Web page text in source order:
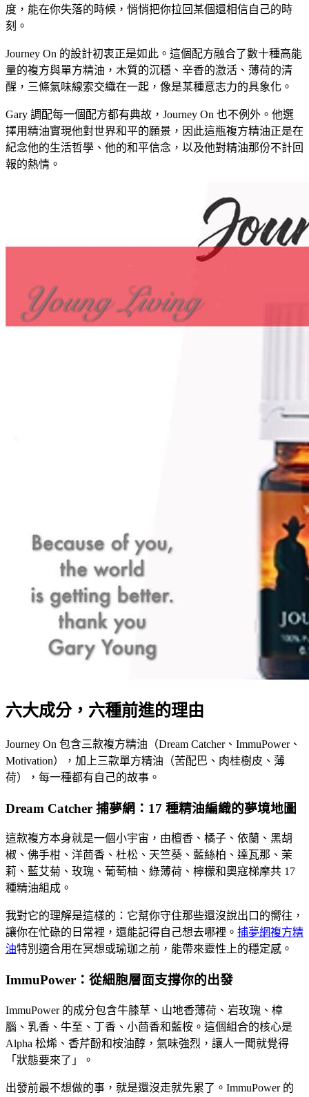
度，能在你失落的時候，悄悄把你拉回某個還相信自己的時
刻。
Journey On 的設計初衷正是如此。這個配方融合了數十種高能
量的複方與單方精油，木質的沉穩、辛香的激活、薄荷的清
醒，三條氣味線索交織在一起，像是某種意志力的具象化。
Gary 調配每一個配方都有典故，Journey On 也不例外。他選
擇用精油實現他對世界和平的願景，因此這瓶複方精油正是在
紀念他的生活哲學、他的和平信念，以及他對精油那份不計回
報的熱情。
六大成分，六種前進的理由
Journey On 包含三款複方精油（Dream Catcher、ImmuPower、
Motivation），加上三款單方精油（苦配巴、肉桂樹皮、薄
荷），每一種都有自己的故事。
Dream Catcher 捕夢網：17 種精油編織的夢境地圖
這款複方本身就是一個小宇宙，由檀香、橘子、依蘭、黑胡
椒、佛手柑、洋茴香、杜松、天竺葵、藍絲柏、達瓦那、茉
莉、藍艾菊、玫瑰、葡萄柚、綠薄荷、檸檬和奧寇梯摩共 17
種精油組成。
我對它的理解是這樣的：它幫你守住那些還沒說出口的嚮往，
讓你在忙碌的日常裡，還能記得自己想去哪裡。 捕夢網複方精
油特別適合用在冥想或瑜珈之前，能帶來靈性上的穩定感。
ImmuPower：從細胞層面支撐你的出發
ImmuPower 的成分包含牛膝草、山地香薄荷、岩玫瑰、樟
腦、乳香、牛至、丁香、小茴香和藍桉。這個組合的核心是
Alpha 松烯、香芹酚和桉油醇，氣味強烈，讓人一聞就覺得
「狀態要來了」。
出發前最不想做的事，就是還沒走就先累了。ImmuPower 的